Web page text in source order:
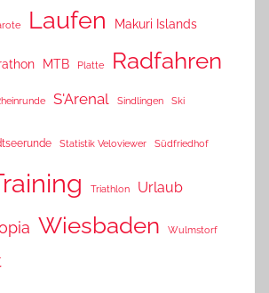
Laufen Makuri Islands
MTB Platte Radfahren
S'Arenal Sindlingen Ski
Statistik Veloviewer Südfriedhof
Triathlon Urlaub
Wiesbaden Wulmstorf